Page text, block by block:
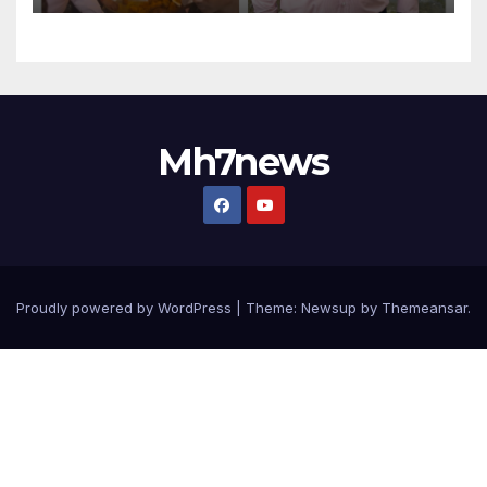
Mh7news
Proudly powered by WordPress Theme: Newsup by Themeansar.